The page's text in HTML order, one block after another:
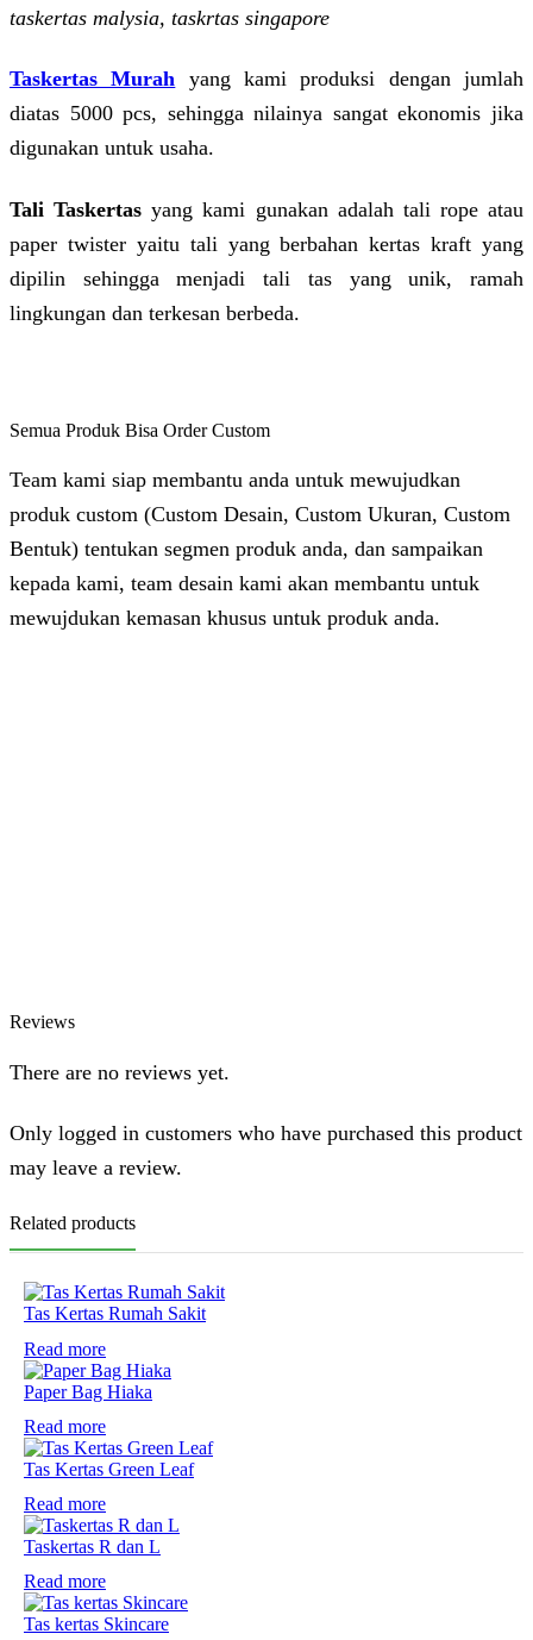
taskertas malysia, taskrtas singapore
Taskertas Murah yang kami produksi dengan jumlah
diatas 5000 pcs, sehingga nilainya sangat ekonomis jika
digunakan untuk usaha.
Tali Taskertas yang kami gunakan adalah tali rope atau
paper twister yaitu tali yang berbahan kertas kraft yang
dipilin sehingga menjadi tali tas yang unik, ramah
lingkungan dan terkesan berbeda.
Semua Produk Bisa Order Custom
Team kami siap membantu anda untuk mewujudkan
produk custom (Custom Desain, Custom Ukuran, Custom
Bentuk) tentukan segmen produk anda, dan sampaikan
kepada kami, team desain kami akan membantu untuk
mewujdukan kemasan khusus untuk produk anda.
Reviews
There are no reviews yet.
Only logged in customers who have purchased this product
may leave a review.
Related products
Tas Kertas Rumah Sakit
Read more
Paper Bag Hiaka
Read more
Tas Kertas Green Leaf
Read more
Taskertas R dan L
Read more
Tas kertas Skincare